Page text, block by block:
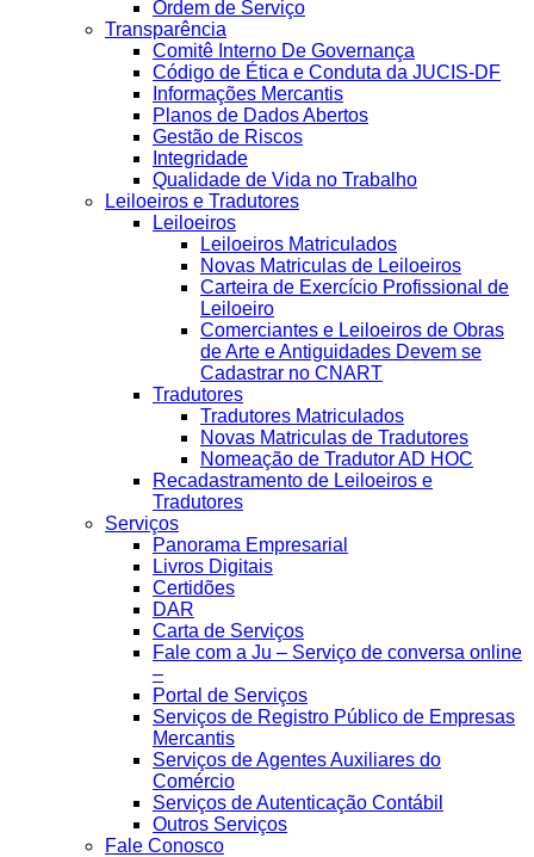
Ordem de Serviço
Transparência
Comitê Interno De Governança
Código de Ética e Conduta da JUCIS-DF
Informações Mercantis
Planos de Dados Abertos
Gestão de Riscos
Integridade
Qualidade de Vida no Trabalho
Leiloeiros e Tradutores
Leiloeiros
Leiloeiros Matriculados
Novas Matriculas de Leiloeiros
Carteira de Exercício Profissional de
Leiloeiro
Comerciantes e Leiloeiros de Obras
de Arte e Antiguidades Devem se
Cadastrar no CNART
Tradutores
Tradutores Matriculados
Novas Matriculas de Tradutores
Nomeação de Tradutor AD HOC
Recadastramento de Leiloeiros e
Tradutores
Serviços
Panorama Empresarial
Livros Digitais
Certidões
DAR
Carta de Serviços
Fale com a Ju – Serviço de conversa online
–
Portal de Serviços
Serviços de Registro Público de Empresas
Mercantis
Serviços de Agentes Auxiliares do
Comércio
Serviços de Autenticação Contábil
Outros Serviços
Fale Conosco